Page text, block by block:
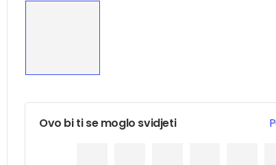
Ovo bi ti se moglo svidjeti